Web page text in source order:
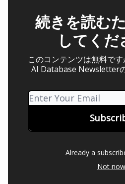
続きを読む
してくだ
このコンテンツは無料で
AI Database Newsletter
Already a
Not now